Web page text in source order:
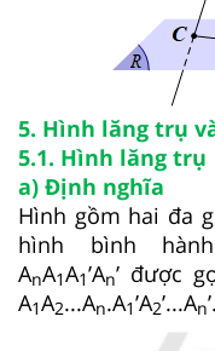
5. Hình lăng trụ
5.1. Hình lăng trụ
a) Định nghĩa
Hình gồm hai đa
hình bình
AnA1A1’An’ được
A1A2...An.A1’A2’...An’.